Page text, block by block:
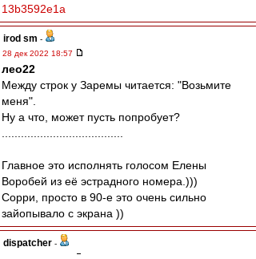
13b3592e1a
irod sm -
28 дек 2022 18:57
лео22
Между строк у Заремы читается: "Возьмите
меня".
Ну а что, может пусть попробует?
Главное это исполнять голосом Елены
Воробей из её эстрадного номера.)))
Сорри, просто в 90-е это очень сильно
зайопывало с экрана ))
dispatcher -